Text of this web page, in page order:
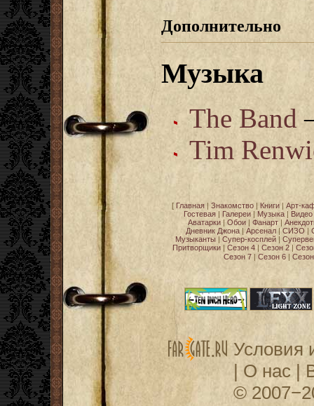
Дополнительно
Музыка
The Band
Tim
[ Главная| Знакомство| Книги| Арт-
Гостевая
Галереи Музыка Видео
Аватарки
Обои Фанарт
Дневник Джона| Арсенал| СИЗО
Музыканты
Супер-косплей
Притворщики
Сезон 4 Сезон 2
Сезон 7| Сезон 6|
Условия
| О нас|
©